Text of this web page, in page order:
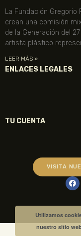
La Fundación
crean una comisión
de la Generación del
artista plástico
LEER MÁS »
ENLACES LEGALES
TU CUENTA
VISITA
Utilizamos
nuestro sitio